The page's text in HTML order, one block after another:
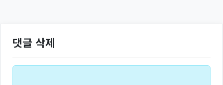
댓글 삭제